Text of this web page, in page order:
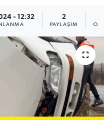
- 12:32 2
PAYLAŞIM